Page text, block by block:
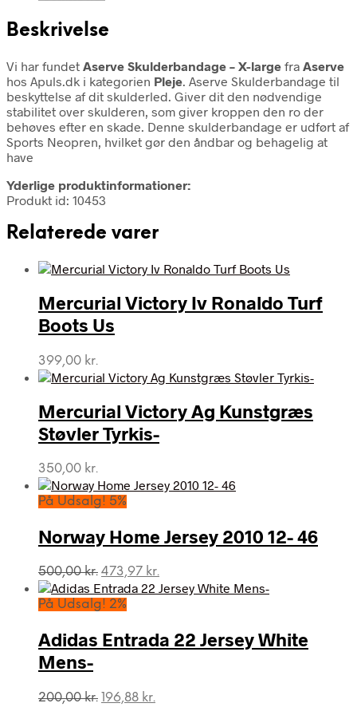
Beskrivelse
Vi har fundet Aserve Skulderbandage – X-large fra Aserve
hos Apuls.dk i kategorien Pleje. Aserve Skulderbandage til
beskyttelse af dit skulderled. Giver dit den nødvendige
stabilitet over skulderen, som giver kroppen den ro der
behøves efter en skade. Denne skulderbandage er udført af
Sports Neopren, hvilket gør den åndbar og behagelig at
have
Yderlige produktinformationer:
Produkt id: 10453
Relaterede varer
Mercurial Victory Iv Ronaldo Turf
Boots Us
399,00 kr.
Mercurial Victory Ag Kunstgræs
Støvler Tyrkis-
350,00 kr.
På Udsalg! 5%
Norway Home Jersey 2010 12- 46
500,00kr. Den
oprindelige
pris
500,00 kr..
473,97 kr.
aktuelle
473,97 kr..
På Udsalg! 2%
Adidas Entrada 22 Jersey White
Mens-
200,00kr. Den
196,88 kr.